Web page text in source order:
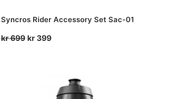
Syncros Rider Accessory Set Sac-01
kr699 Opprinnelig
kr399Nåværende